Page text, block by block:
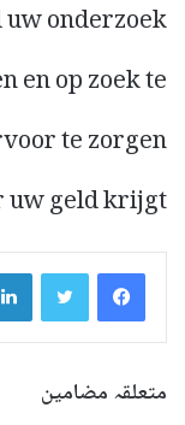
onderzoek
en op zoek te
te zorgen
uw geld krijgt.
متعلقہ مضامین